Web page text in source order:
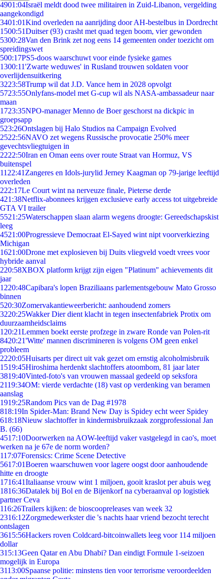
4901:04Israël meldt dood twee militairen in Zuid-Libanon, vergelding
aangekondigd
3401:01Kind overleden na aanrijding door AH-bestelbus in Dordrecht
1500:51Duitser (93) crasht met quad tegen boom, vier gewonden
5300:28Van den Brink zet nog eens 14 gemeenten onder toezicht om
spreidingswet
500:17PS5-doos waarschuwt voor einde fysieke games
1300:11'Zwarte weduwes' in Rusland trouwen soldaten voor
overlijdensuitkering
3223:58Trump wil dat J.D. Vance hem in 2028 opvolgt
5723:55Onlyfans-model met G-cup wil als NASA-ambassadeur naar
maan
1723:35NPO-manager Menno de Boer geschorst na dickpic in
groepsapp
523:26Ontslagen bij Halo Studios na Campaign Evolved
2522:56NAVO zet wegens Russische provocatie 250% meer
gevechtsvliegtuigen in
2222:50Iran en Oman eens over route Straat van Hormuz, VS
buitenspel
11 22:41 Zangeres en Idols-jurylid Jerney Kaagman op 79-jarige leeftijd
overleden
222:17Le Court wint na nerveuze finale, Pieterse derde
421:38Netflix-abonnees krijgen exclusieve early access tot uitgebreide
GTA VI trailer
5521:25Waterschappen slaan alarm wegens droogte: Gereedschapskist
leeg
4521:00Progressieve Democraat El-Sayed wint nipt voorverkiezing
Michigan
1621:00Drone met explosieven bij Duits vliegveld voedt vrees voor
hybride aanval
220:58XBOX platform krijgt zijn eigen "Platinum" achievements dit
jaar
1220:48Capibara's lopen Braziliaans parlementsgebouw Mato Grosso
binnen
520:30Zomervakantieweerbericht: aanhoudend zomers
3220:25Wakker Dier dient klacht in tegen insectenfabriek Protix om
duurzaamheidsclaims
1 20:21Lemmen boekt eerste profzege in zware Ronde van Polen-rit
8420:21'Witte' mannen discrimineren is volgens OM geen enkel
probleem
2220:05Huisarts per direct uit vak gezet om ernstig alcoholmisbruik
1519:45Hiroshima herdenkt slachtoffers atoombom, 81 jaar later
3819:40Vinted-foto's van vrouwen massaal gedeeld op seksfora
2119:34OM: vierde verdachte (18) vast op verdenking van beramen
aanslag
1919:25Random Pics van de Dag #1978
818:19In Spider-Man: Brand New Day is Spidey echt weer Spidey
618:18Nieuw slachtoffer in kindermisbruikzaak zorgprofessional Jan
B. (66)
4517:10Doorwerken na AOW-leeftijd vaker vastgelegd in cao's, moet
werken na je 67e de norm worden?
117:07Forensics: Crime Scene Detective
5617:01Boeren waarschuwen voor lagere oogst door aanhoudende
hitte en droogte
1716:41Italiaanse vrouw wint 1 miljoen, gooit kraslot per abuis weg
1816:36Datalek bij Bol en de Bijenkorf na cyberaanval op logistiek
partner Ceva
116:26Trailers kijken: de bioscoopreleases van week 32
2316:12Zorgmedewerkster die 's nachts haar vriend bezocht terecht
ontslagen
3615:56Hackers roven Coldcard-bitcoinwallets leeg voor 114 miljoen
dollar
315:13Geen Qatar en Abu Dhabi? Dan eindigt Formule 1-seizoen
mogelijk in Europa
3113:00Spaanse politie: minstens tien voor terrorisme veroordeelden